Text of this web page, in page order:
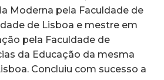
Moderna pela Faculdade de
de Lisboa e mestre em
pela Faculdade de
da Educação da mesma
Concluiu com sucesso a